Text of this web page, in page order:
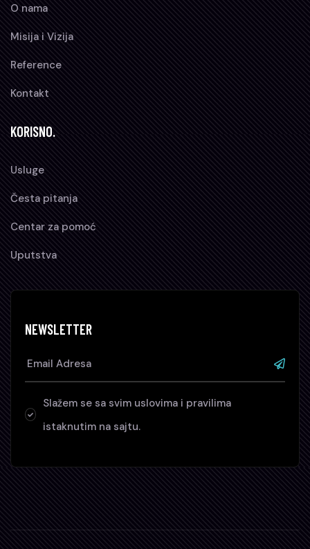
O nama
Misija i Vizija
Reference
Kontakt
KORISNO.
Usluge
Česta pitanja
Centar za pomoć
Uputstva
NEWSLETTER
Slažem se sa svim uslovima i pravilima
istaknutim na sajtu.